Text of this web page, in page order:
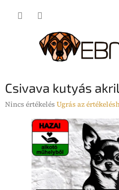
Csivava kutyás
A
értékelése
Nincs értékelés Ugrás az